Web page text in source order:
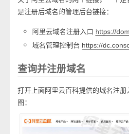
是注册后域名的管理后台链接：
阿里云域名注册入口 https://
域名管理控制台 https://
查询并注册域名
打开上面阿里云百科提供的域名注
图：